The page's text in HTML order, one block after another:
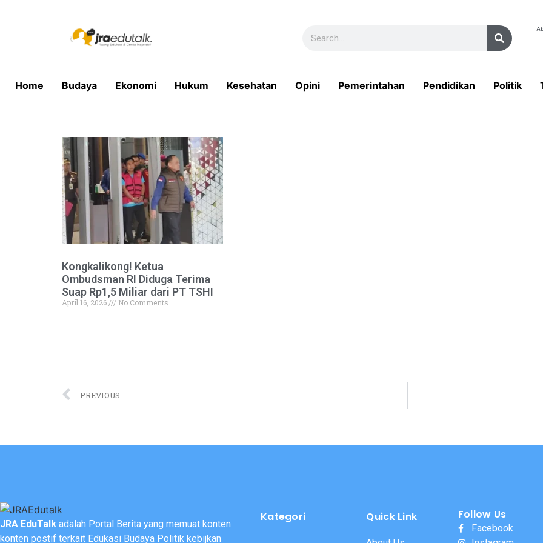
Home Budaya Ekonomi Hukum Kesehatan Opini Pemerintahan Pendidikan Politik
Kongkalikong! Ketua
Ombudsman RI Diduga Terima
Suap Rp1,5 Miliar dari PT TSHI
April 16, 2026 No Comments
PREVIOUS
JRA EduTalk adalah Portal Berita yang memuat konten
konten postif terkait Edukasi Budaya Politik kebijkan
Kategori Quick Link Follow Us
Facebook